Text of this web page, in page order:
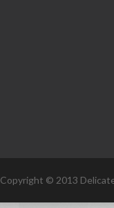
Copyright © 2013